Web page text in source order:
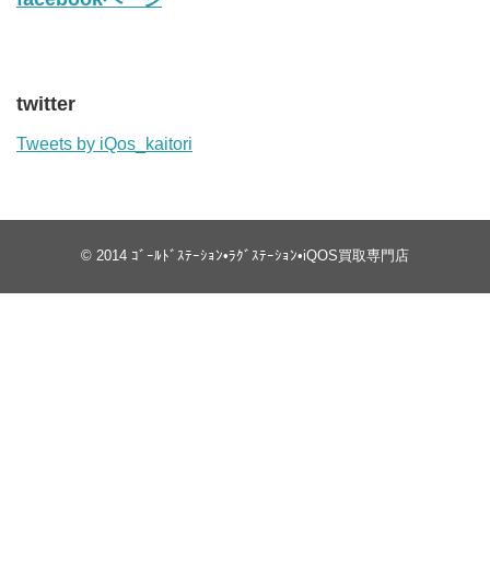
twitter
Tweets by iQos_kaitori
© 2014 ｺﾞｰﾙﾄﾞｽﾃｰｼｮﾝ•ﾗｸﾞｽﾃｰｼｮﾝ•iQOS買取専門店